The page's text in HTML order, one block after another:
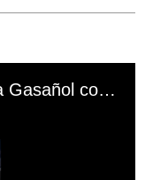
El mal momento de Yanina Gasañol con un hincha argentino en "Subrayado"